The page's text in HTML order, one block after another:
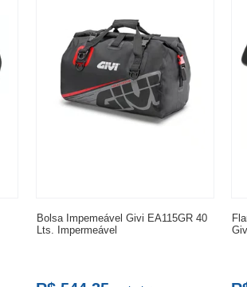
Bolsa Impemeável Givi EA115GR 40
Lts. Impermeável